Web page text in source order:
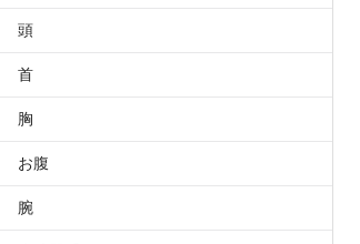
頭
首
胸
お腹
腕